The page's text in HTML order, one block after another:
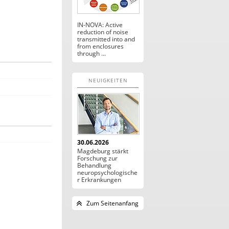
IN-NOVA: Active
reduction of noise
transmitted into and
from enclosures
through ...
NEUIGKEITEN
30.06.2026
Magdeburg stärkt
Forschung zur
Behandlung
neuropsychologische
r Erkrankungen
Zum Seitenanfang